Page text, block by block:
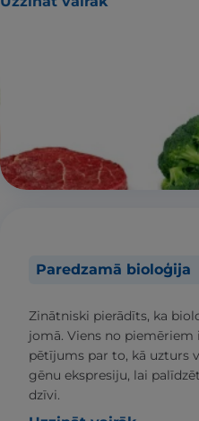
Paredzamā bioloģija
Zinātniski pierādīts, ka
jomā. Viens no piemēriem
pētījums par to, kā uzturs
gēnu ekspresiju, lai
dzīvi.